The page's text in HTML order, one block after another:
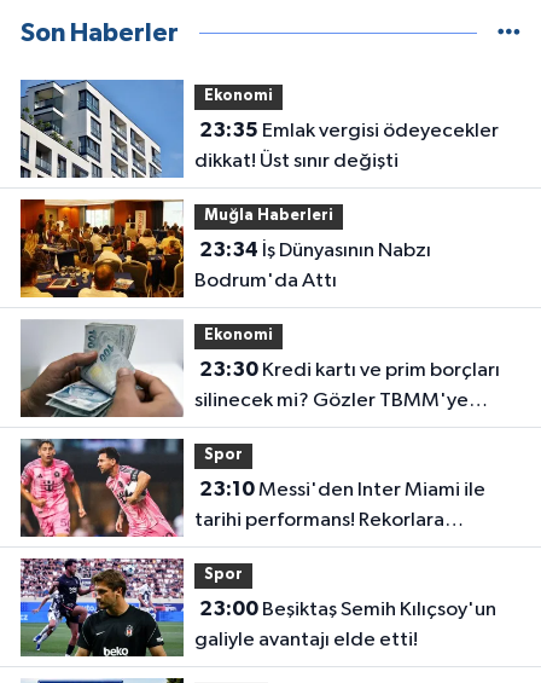
Son Haberler
Ekonomi
23:35
dikkat! Üst sınır değişti
Muğla Haberleri
23:34
Bodrum'da Attı
Ekonomi
23:30Kredi kartı ve prim borçları
silinecek mi? Gözler TBMM'ye
çevrildi
Spor
23:10Messi'den Inter Miami ile
tarihi performans! Rekorlara
doymuyor
Spor
23:00Beşiktaş Semih Kılıçsoy'un
galiyle avantajı elde etti!